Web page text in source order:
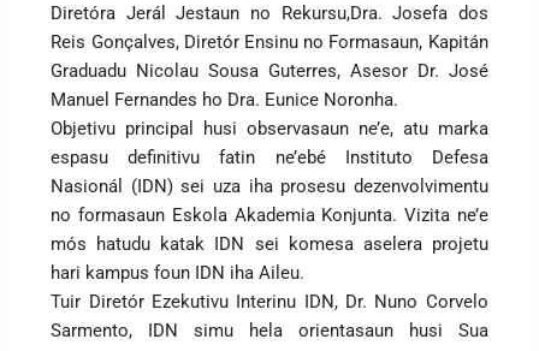
Diretóra Jerál Jestaun no Rekursu,Dra. Josefa dos
Reis Gonçalves, Diretór Ensinu no Formasaun, Kapitán
Graduadu Nicolau Sousa Guterres, Asesor Dr. José
Manuel Fernandes ho Dra. Eunice Noronha.
Objetivu principal husi observasaun ne’e, atu marka
espasu definitivu fatin ne’ebé Instituto Defesa
Nasionál (IDN) sei uza iha prosesu dezenvolvimentu
no formasaun Eskola Akademia Konjunta. Vizita ne’e
mós hatudu katak IDN sei komesa aselera projetu
hari kampus foun IDN iha Aileu.
Tuir Diretór Ezekutivu Interinu IDN, Dr. Nuno Corvelo
Sarmento, IDN simu hela orientasaun husi Sua